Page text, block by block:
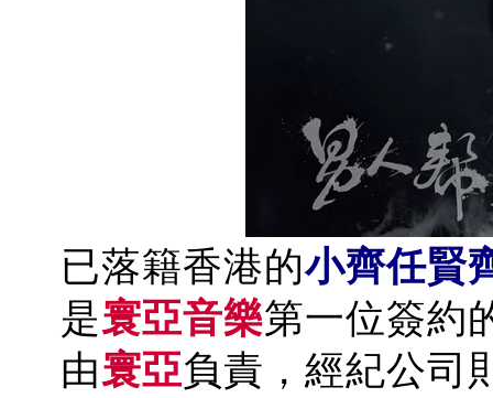
已落籍香港的小齊任賢
是寰亞音樂第一位簽約
由寰亞負責，經紀公司